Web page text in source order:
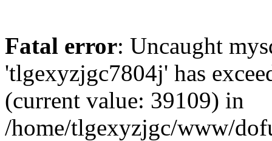
Fatal error: Uncaught
'tlgexyzjgc7804j' has
(current value: 39109) in
/home/tlgexyzjgc/www/